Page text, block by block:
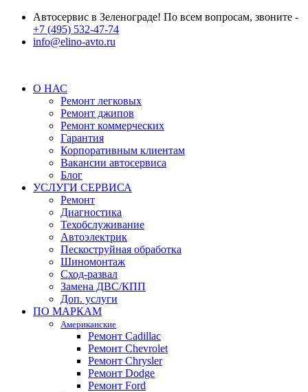
Автосервис в Зеленограде! По всем вопросам, звоните -
+7 (495) 532-47-74
info@elino-avto.ru
О НАС
Ремонт легковых
Ремонт джипов
Ремонт коммерческих
Гарантия
Корпоративным клиентам
Вакансии автосервиса
Блог
УСЛУГИ СЕРВИСА
Ремонт
Диагностика
Техобслуживание
Автоэлектрик
Пескоструйная обработка
Шиномонтаж
Сход-развал
Замена ДВС/КПП
Доп. услуги
ПО МАРКАМ
Американские
Ремонт Cadillac
Ремонт Chevrolet
Ремонт Chrysler
Ремонт Dodge
Ремонт Ford